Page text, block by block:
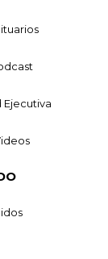
Ejecutiva